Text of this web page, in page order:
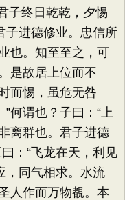
子终日乾乾，夕惕
子进德修业。忠信所
也。知至至之，可
是故居上位而不
而惕，虽危无咎
何谓也？子曰：“上
离群也。君子进德
：“飞龙在天，利见
，同气相求。水流
人作而万物覩。本